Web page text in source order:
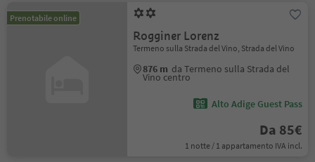
Prenotabile online
Rogginer Lorenz
Termeno sulla Strada del Vino, Strada del Vino
876 m da Termeno sulla Strada del
Vino centro
Alto Adige Guest Pass
Da 85€
1 notte / 1 appartamento IVA incl.